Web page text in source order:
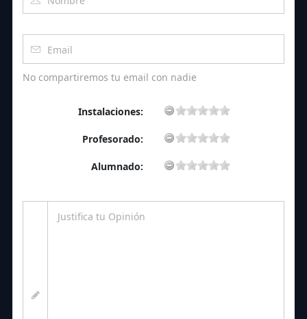
No compartiremos tu email con nadie
Instalaciones:
Profesorado:
Alumnado: